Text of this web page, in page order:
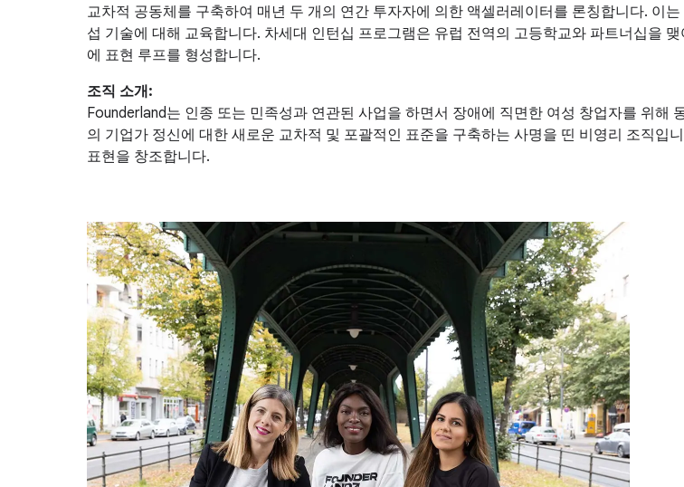
교차적 공동체를 구축하여 매년 두 개의 연간 투자자에 의한 액셀러레이터를 론칭합니다. 이
섭 기술에 대해 교육합니다. 차세대 인턴십 프로그램은 유럽 전역의 고등학교와 파트너십을
에 표현 루프를 형성합니다.
조직 소개:
Founderland는 인종 또는 민족성과 연관된 사업을 하면서 장애에 직면한 여성 창업자를 위해
의 기업가 정신에 대한 새로운 교차적 및 포괄적인 표준을 구축하는 사명을 띤 비영리 조직
표현을 창조합니다.